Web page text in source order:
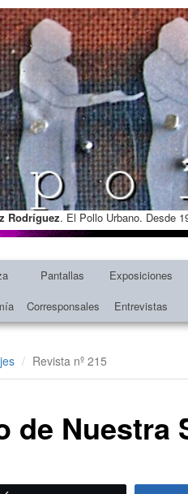
Rodríguez. El Pollo Urbano. Desde
Pantallas Exposiciones
Corresponsales Entrevistas
Revista nº 215
de Nuestra